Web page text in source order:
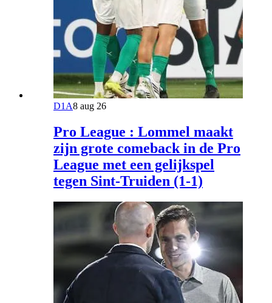
D1A8 aug 26
Pro League : Lommel maakt
zijn grote comeback in de Pro
League met een gelijkspel
tegen Sint-Truiden (1-1)